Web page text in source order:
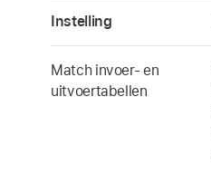
Instelling
Match invoer- en
uitvoertabellen